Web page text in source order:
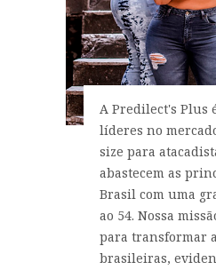
A Predilect's Plus
líderes no
size para
abastecem as
Brasil com uma
ao 54. Nossa
para transformar
brasileiras,